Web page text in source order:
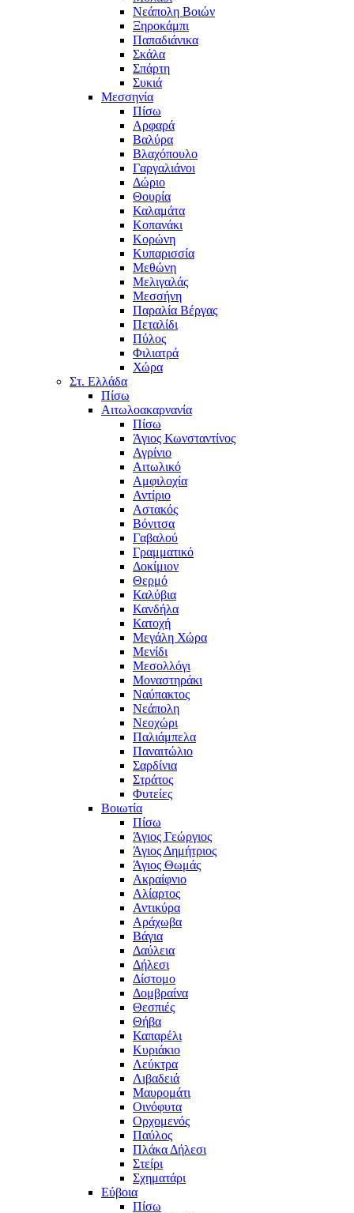
Νεάπολη Βοιών
Ξηροκάμπι
Παπαδιάνικα
Σκάλα
Σπάρτη
Συκιά
Μεσσηνία
Πίσω
Αρφαρά
Βαλύρα
Βλαχόπουλο
Γαργαλιάνοι
Δώριο
Θουρία
Καλαμάτα
Κοπανάκι
Κορώνη
Κυπαρισσία
Μεθώνη
Μελιγαλάς
Μεσσήνη
Παραλία Βέργας
Πεταλίδι
Πύλος
Φιλιατρά
Χώρα
Στ. Ελλάδα
Πίσω
Αιτωλοακαρνανία
Πίσω
Άγιος Κωνσταντίνος
Αγρίνιο
Αιτωλικό
Αμφιλοχία
Αντίριο
Αστακός
Βόνιτσα
Γαβαλού
Γραμματικό
Δοκίμιον
Θερμό
Καλύβια
Κανδήλα
Κατοχή
Μεγάλη Χώρα
Μενίδι
Μεσολλόγι
Μοναστηράκι
Ναύπακτος
Νεάπολη
Νεοχώρι
Παλιάμπελα
Παναιτώλιο
Σαρδίνια
Στράτος
Φυτείες
Βοιωτία
Πίσω
Άγιος Γεώργιος
Άγιος Δημήτριος
Άγιος Θωμάς
Ακραίφνιο
Αλίαρτος
Αντικύρα
Αράχωβα
Βάγια
Δαύλεια
Δήλεσι
Δίστομο
Δομβραίνα
Θεσπιές
Θήβα
Καπαρέλι
Κυριάκιο
Λεύκτρα
Λιβαδειά
Μαυρομάτι
Οινόφυτα
Ορχομενός
Παύλος
Πλάκα Δήλεσι
Στείρι
Σχηματάρι
Εύβοια
Πίσω